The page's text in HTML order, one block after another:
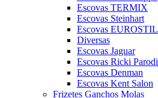
Escovas TERMIX
Escovas Steinhart
Escovas EUROSTIL
Diversas
Escovas Jaguar
Escovas Ricki Parodi
Escovas Denman
Escovas Kent Salon
Frizetes Ganchos Molas